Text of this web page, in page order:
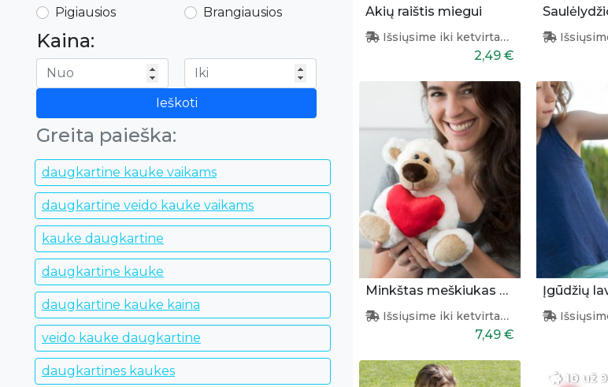
Pigiausios
Brangiausios
Kaina:
Ieškoti
Greita paieška:
daugkartine kauke vaikams
daugkartine veido kauke vaikams
kauke daugkartine
daugkartine kauke
daugkartine kauke kaina
veido kauke daugkartine
daugkartines kaukes
Akių raištis miegui
Išsiųsime iki ketvirtadienio
2,49 €
Išsiųsime
Minkštas meškiukas su širdele
Išsiųsime iki ketvirtadienio
7,49 €
Išsiųsime
10 už 9